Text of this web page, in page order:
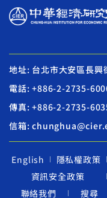
地址: 台北市大安區長興
電話: +886-2-2735-
傳真: +886-2-2735-
信箱:
English
隱私權政策
資訊安全政策
聯絡我們
搜尋